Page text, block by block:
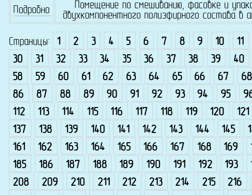
Подробно
Помещение по смешиванию, фасовке и
двухкомпонентного полиэфирного состава в
Страницы: 1 2 3 4 5 6 7 8 9 10 11
30
31 32 33 34 35 36 37 38 39 40
58
59 60 61 62 63 64 65 66 67 68
86
87 88 89 90 91 92 93 94 95
112
113 114 115 116 117 118 119 120 121
137
138 139 140 141 142 143 144 145
161
162 163 164 165 166 167 168 169
185
186 187 188 189 190 191 192 193
208
209 210 211 212 213 214 215 216